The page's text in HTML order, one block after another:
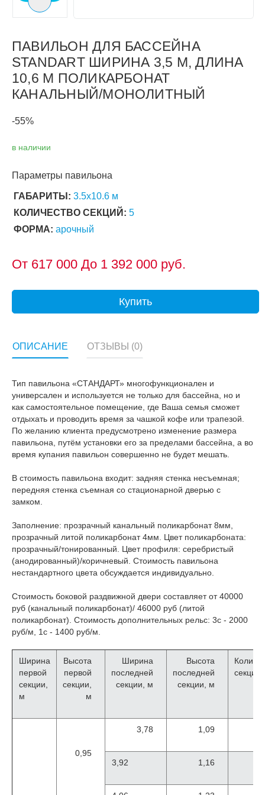
ПАВИЛЬОН ДЛЯ БАССЕЙНА
STANDART ШИРИНА 3,5 М, ДЛИНА
10,6 М ПОЛИКАРБОНАТ
КАНАЛЬНЫЙ/МОНОЛИТНЫЙ
-55%
в наличии
Параметры павильона
ГАБАРИТЫ: 3.5х10.6 м
КОЛИЧЕСТВО СЕКЦИЙ: 5
ФОРМА: арочный
От 617 000 До 1 392 000 руб.
Купить
Следующий слайд
ОПИСАНИЕ ОТЗЫВЫ (0)
Тип павильона «СТАНДАРТ» многофункционален и
универсален и используется не только для бассейна, но и
как самостоятельное помещение, где Ваша семья сможет
отдыхать и проводить время за чашкой кофе или трапезой.
По желанию клиента предусмотрено изменение размера
павильона, путём установки его за пределами бассейна, а во
время купания павильон совершенно не будет мешать.
В стоимость павильона входит: задняя стенка несъемная;
передняя стенка съемная со стационарной дверью с
замком.
Заполнение: прозрачный канальный поликарбонат 8мм,
прозрачный литой поликарбонат 4мм. Цвет поликарбоната:
прозрачный/тонированный. Цвет профиля: серебристый
(анодированный)/коричневый. Стоимость павильона
нестандартного цвета обсуждается индивидуально.
Стоимость боковой раздвижной двери составляет от 40000
руб (канальный поликарбонат)/ 46000 руб (литой
поликарбонат). Стоимость дополнительных рельс: 3с - 2000
руб/м, 1с - 1400 руб/м.
Ширина
первой
секции,
м
Высота
первой
секции,
м
Ширина
последней
секции, м
Высота
последней
секции, м
секций
0,95
3,78 1,09
3,92 1,16